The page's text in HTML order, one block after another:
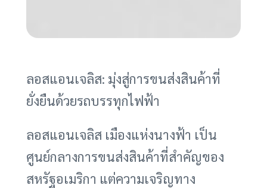
ลอสแอนเจลิส: มุ่งสู่การขนส่งสินค้าที่
ยั่งยืนด้วยรถบรรทุกไฟฟ้า
ลอสแอนเจลิส เมืองแห่งนางฟ้า เป็น
ศูนย์กลางการขนส่งสินค้าที่สำคัญของ
สหรัฐอเมริกา แต่ความเจริญทาง